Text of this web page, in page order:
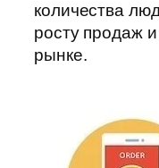
количества
росту продаж
рынке.